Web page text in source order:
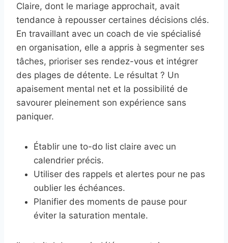
Claire, dont le mariage approchait, avait
tendance à repousser certaines décisions clés.
En travaillant avec un coach de vie spécialisé
en organisation, elle a appris à segmenter ses
tâches, prioriser ses rendez-vous et intégrer
des plages de détente. Le résultat ? Un
apaisement mental net et la possibilité de
savourer pleinement son expérience sans
paniquer.
Établir une to-do list claire avec un
calendrier précis.
Utiliser des rappels et alertes pour ne pas
oublier les échéances.
Planifier des moments de pause pour
éviter la saturation mentale.